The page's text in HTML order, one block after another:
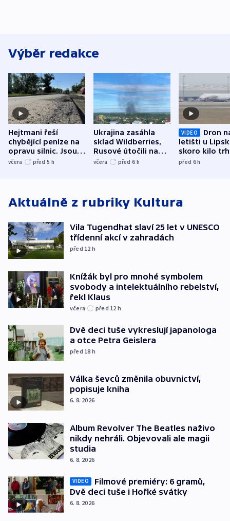
Výběr redakce
Hejtmani řeší
chybějící peníze na
opravu silnic. Jsou
nenárokové, namítá
včera před 5 h
Ukrajina zasáhla
sklad Wildberries,
Rusové útočili na
trh, hasiče či
včera před 6 h
VIDEO
Dron
letišti u
skoro kilo
indicie
před 6h
Aktuálně z rubriky Kultura
Vila Tugendhat slaví 25 let v UNESCO
třídenní akcí v zahradách
před 12 h
Knížák byl pro mnohé symbolem
svobody a intelektuálního rebelství,
řekl Klaus
včera před 12 h
Dvě deci tuše vykreslují japanologa
a otce Petra Geislera
před 18 h
Válka ševců změnila obuvnictví,
popisuje kniha
6. 8. 2026
Album Revolver The Beatles naživo
nikdy nehráli. Objevovali ale magii
studia
6. 8. 2026
VIDEO
Filmové premiéry: 6 gramů,
Dvě deci tuše i Hořké svátky
6. 8. 2026